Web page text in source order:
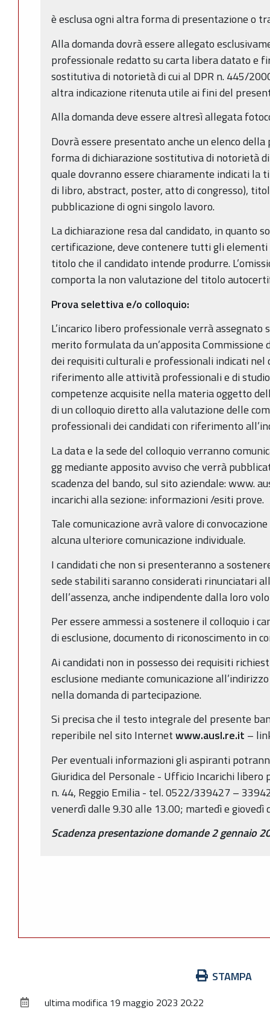
è esclusa ogni altra forma di presentazione o
Alla domanda dovrà essere allegato
professionale redatto su carta libera datato e
sostitutiva di notorietà di cui al DPR n. 445/
altra indicazione ritenuta utile ai fini del
Alla domanda deve essere altresì allegata
Dovrà essere presentato anche un elenco
forma di dichiarazione sostitutiva di notorietà
quale dovranno essere chiaramente indicati la
di libro, abstract, poster, atto di congresso),
pubblicazione di ogni singolo lavoro.
La dichiarazione resa dal candidato, in
certificazione, deve contenere tutti gli
titolo che il candidato intende produrre.
comporta la non valutazione del titolo
Prova selettiva e/o colloquio:
L’incarico libero professionale verrà assegnato
merito formulata da un’apposita
dei requisiti culturali e professionali indicati nel
riferimento alle attività professionali e di
competenze acquisite nella materia oggetto
di un colloquio diretto alla valutazione delle
professionali dei candidati con riferimento
La data e la sede del colloquio verranno
gg mediante apposito avviso che verrà
scadenza del bando, sul sito aziendale: www.
incarichi alla sezione: informazioni /esiti prove.
Tale comunicazione avrà valore di
alcuna ulteriore comunicazione individuale.
I candidati che non si presenteranno a
sede stabiliti saranno considerati rinunciatari
dell’assenza, anche indipendente dalla loro
Per essere ammessi a sostenere il colloquio i
di esclusione, documento di riconoscimento in
Ai candidati non in possesso dei requisiti
esclusione mediante comunicazione
nella domanda di partecipazione.
Si precisa che il testo integrale del presente
reperibile nel sito Internetwww.ausl.re.it –
Per eventuali informazioni gli aspiranti
Giuridica del Personale - Ufficio Incarichi libero
n. 44, Reggio Emilia - tel. 0522/339427 –
venerdì dalle 9.30 alle 13.00; martedì e giovedì
Scadenza presentazione domande 2 gennaio
documento
STAMPA
ultima modifica 19 maggio 2023 20:22